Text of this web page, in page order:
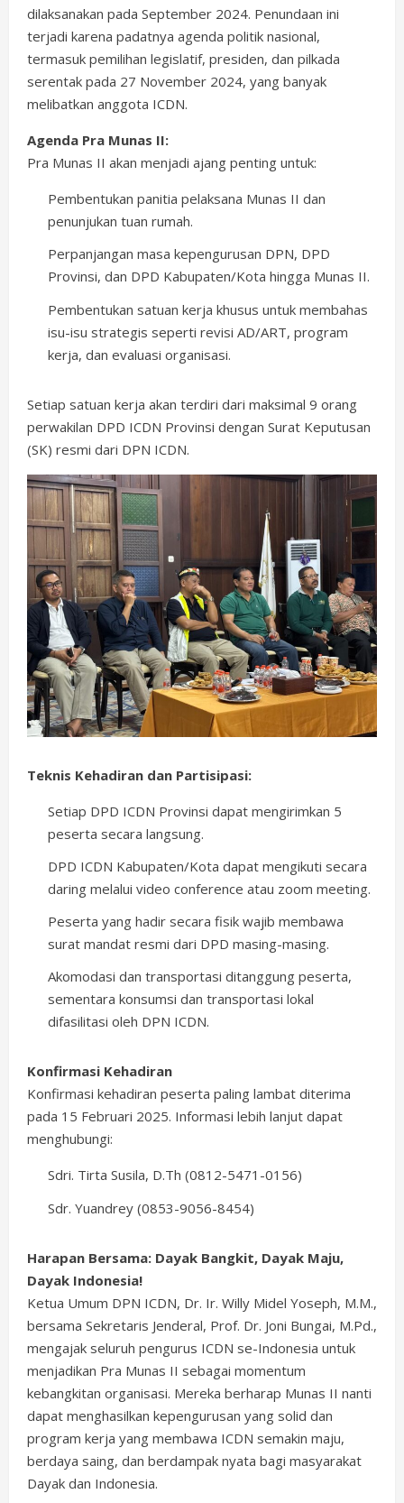
dilaksanakan pada September 2024. Penundaan ini
terjadi karena padatnya agenda politik nasional,
termasuk pemilihan legislatif, presiden, dan pilkada
serentak pada 27 November 2024, yang banyak
melibatkan anggota ICDN.
Agenda Pra Munas II:
Pra Munas II akan menjadi ajang penting untuk:
Pembentukan panitia pelaksana Munas II dan
penunjukan tuan rumah.
Perpanjangan masa kepengurusan DPN, DPD
Provinsi, dan DPD Kabupaten/Kota hingga Munas II.
Pembentukan satuan kerja khusus untuk membahas
isu-isu strategis seperti revisi AD/ART, program
kerja, dan evaluasi organisasi.
Setiap satuan kerja akan terdiri dari maksimal 9 orang
perwakilan DPD ICDN Provinsi dengan Surat Keputusan
(SK) resmi dari DPN ICDN.
Teknis Kehadiran dan Partisipasi:
Setiap DPD ICDN Provinsi dapat mengirimkan 5
peserta secara langsung.
DPD ICDN Kabupaten/Kota dapat mengikuti secara
daring melalui video conference atau zoom meeting.
Peserta yang hadir secara fisik wajib membawa
surat mandat resmi dari DPD masing-masing.
Akomodasi dan transportasi ditanggung peserta,
sementara konsumsi dan transportasi lokal
difasilitasi oleh DPN ICDN.
Konfirmasi Kehadiran
Konfirmasi kehadiran peserta paling lambat diterima
pada 15 Februari 2025. Informasi lebih lanjut dapat
menghubungi:
Sdri. Tirta Susila, D.Th (0812-5471-0156)
Sdr. Yuandrey (0853-9056-8454)
Harapan Bersama: Dayak Bangkit, Dayak Maju,
Dayak Indonesia!
Ketua Umum DPN ICDN, Dr. Ir. Willy Midel Yoseph, M.M.,
bersama Sekretaris Jenderal, Prof. Dr. Joni Bungai, M.Pd.,
mengajak seluruh pengurus ICDN se-Indonesia untuk
menjadikan Pra Munas II sebagai momentum
kebangkitan organisasi. Mereka berharap Munas II nanti
dapat menghasilkan kepengurusan yang solid dan
program kerja yang membawa ICDN semakin maju,
berdaya saing, dan berdampak nyata bagi masyarakat
Dayak dan Indonesia.